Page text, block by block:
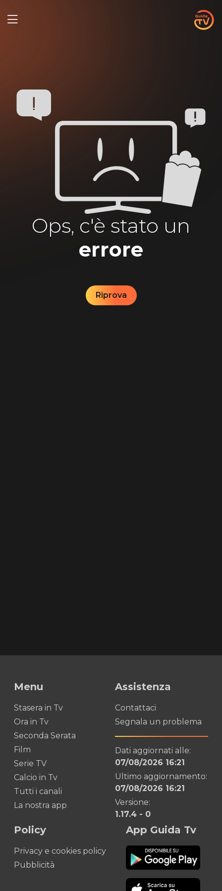
Ops, c'è stato un
errore
Riprova
Menu
Stasera in Tv
Ora in Tv
Seconda Serata
Film
Serie TV
Calcio in Tv
Tutti i canali
La nostra app
Assistenza
Contattaci
Segnala un problema
Dati aggiornati alle:
07/08/2026 16:21
Ultimo aggiornamento:
07/08/2026 16:21
Versione:
1.17.4 - 0
Policy
Privacy e cookies policy
Pubblicità
App Guida Tv